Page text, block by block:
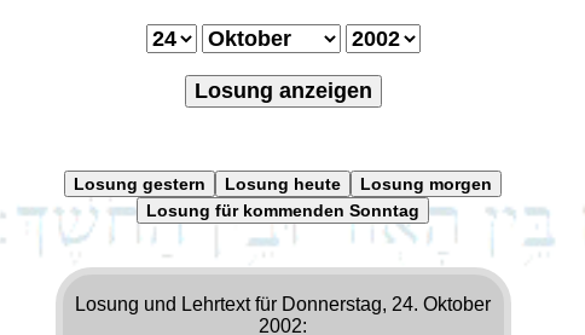
Losung anzeigen
Losung gestern Losung heute
Losung morgen
Losung für kommenden Sonntag
Losung und Lehrtext für Donnerstag, 24. Oktober
2002: